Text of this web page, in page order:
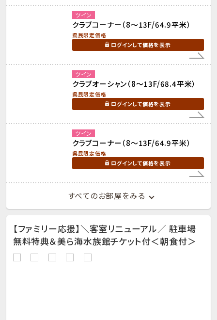
ツイン
クラブコーナー（8～13F/64.9平米）
県民限定価格
ログインして価格を表示
ツイン
クラブオーシャン（8～13F/68.4平米）
県民限定価格
ログインして価格を表示
ツイン
クラブコーナー（8～13F/64.9平米）
県民限定価格
ログインして価格を表示
すべてのお部屋をみる
【ファミリー応援】＼客室リニューアル／ 駐車場
無料特典＆美ら海水族館チケット付＜朝食付＞